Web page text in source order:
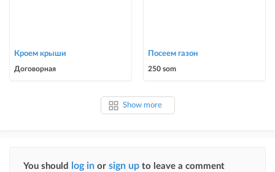
Кроем крыши
Договорная
Посеем газон
250 som
Show more
You should log in or sign up to leave a comment